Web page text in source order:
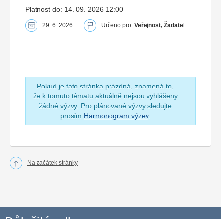
Platnost do: 14. 09. 2026 12:00
29. 6. 2026 Určeno pro: Veřejnost, Žadatel
Pokud je tato stránka prázdná, znamená to,
že k tomuto tématu aktuálně nejsou vyhlášeny
žádné výzvy. Pro plánované výzvy sledujte
prosím Harmonogram výzev.
Na začátek stránky